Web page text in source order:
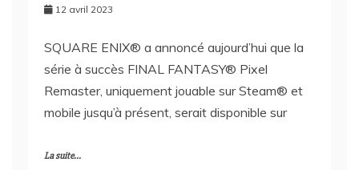
12 avril 2023
SQUARE ENIX® a annoncé aujourd’hui que la
série à succès FINAL FANTASY® Pixel
Remaster, uniquement jouable sur Steam® et
mobile jusqu’à présent, serait disponible sur
La suite...